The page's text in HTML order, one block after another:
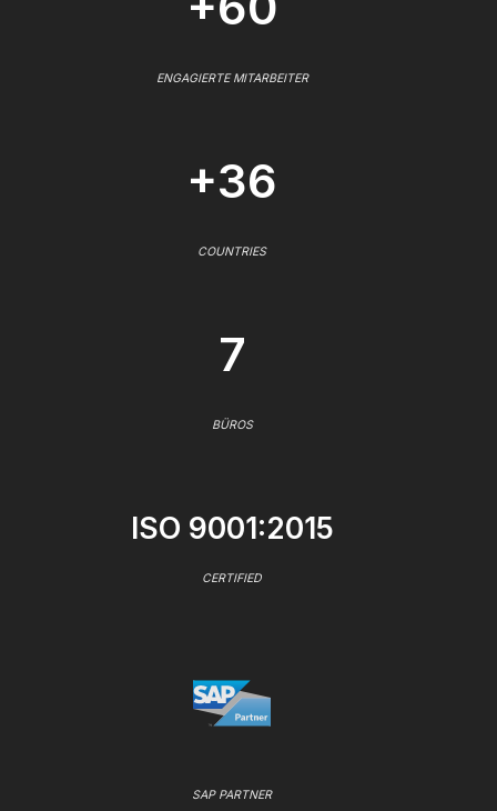
ENGAGIERTE MITARBEITER
+36
COUNTRIES
7
BÜROS
ISO 9001:2015
CERTIFIED
SAP PARTNER